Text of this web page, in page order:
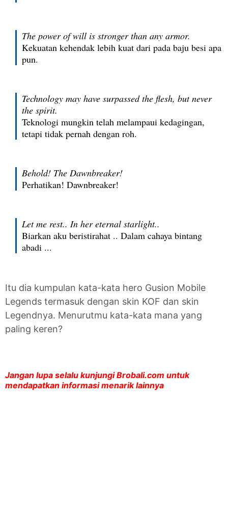
The power of will is stronger than any armor.
Kekuatan kehendak lebih kuat dari pada baju besi apa
pun.
Technology may have surpassed the flesh, but never
the spirit.
Teknologi mungkin telah melampaui kedagingan,
tetapi tidak pernah dengan roh.
Behold! The Dawnbreaker!
Perhatikan! Dawnbreaker!
Let me rest.. In her eternal starlight..
Biarkan aku beristirahat .. Dalam cahaya bintang
abadi ...
Itu dia kumpulan kata-kata hero Gusion Mobile
Legends termasuk dengan skin KOF dan skin
Legendnya. Menurutmu kata-kata mana yang
paling keren?
Jangan lupa selalu kunjungi Brobali.com untuk
mendapatkan informasi menarik lainnya